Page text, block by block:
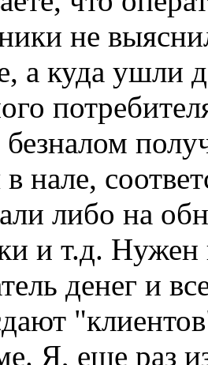
не
а куда ушли
безналом
нале,
либо на
и т.д.
денег и
Я, еще раз